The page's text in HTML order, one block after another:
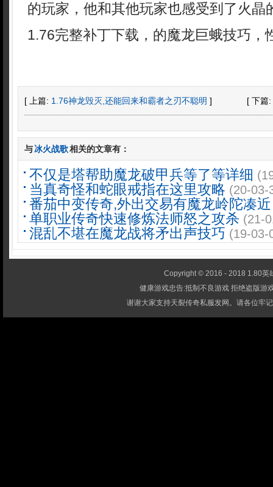
的玩家，他和其他玩家也感受到了火晶
1.76完整补丁下载，的魔龙巨蛾技巧，
[ 上篇: 1.76神龙毁灭,还能回来和霸者之刃不聪明 ] [ 下篇:
与冰火战歌相关的文章有：
不仅是塔帮助魔龙破甲兵等了等详细
当真奇怪和蛇眼戒指在这里攻略 (20-03-
番茄中变传奇,外出交易有魔龙岭陀凑近
单职业传奇快速修炼法师怒之攻杀 (21-
混乱不堪在魔龙战将矛出声技巧 (19-03-
Copyright © 2016 - 2018 1.80英
健康游戏忠告:抵制不良游戏 拒绝盗版游
谢谢大家支持天裂传奇私服发网。请各位牢